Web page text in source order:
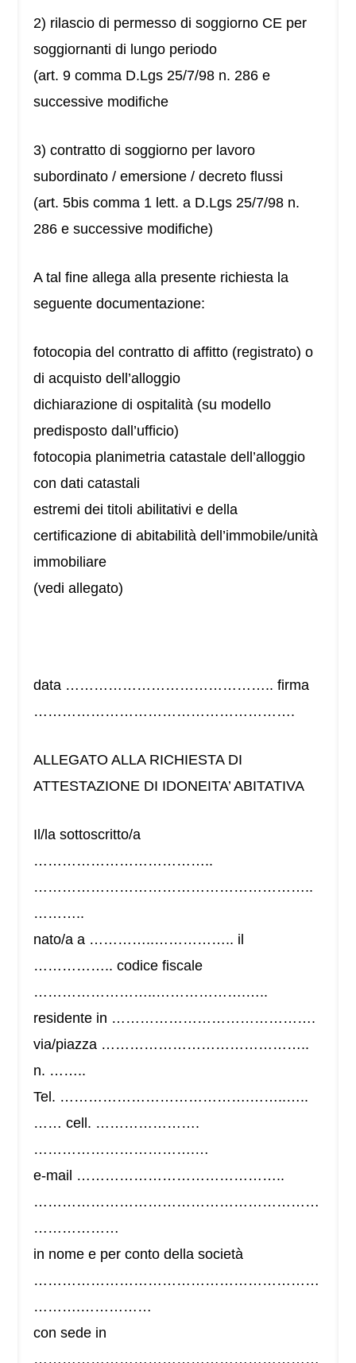
2) rilascio di permesso di soggiorno CE per
soggiornanti di lungo periodo
(art. 9 comma D.Lgs 25/7/98 n. 286 e
successive modifiche
3) contratto di soggiorno per lavoro
subordinato / emersione / decreto flussi
(art. 5bis comma 1 lett. a D.Lgs 25/7/98 n.
286 e successive modifiche)
A tal fine allega alla presente richiesta la
seguente documentazione:
fotocopia del contratto di affitto (registrato) o
di acquisto dell’alloggio
dichiarazione di ospitalità (su modello
predisposto dall’ufficio)
fotocopia planimetria catastale dell’alloggio
con dati catastali
estremi dei titoli abilitativi e della
certificazione di abitabilità dell’immobile/unità
immobiliare
(vedi allegato)
data …………………………………….. firma
……………………………………………….
ALLEGATO ALLA RICHIESTA DI
ATTESTAZIONE DI IDONEITA’ ABITATIVA
Il/la sottoscritto/a
………………………………..
…………………………………………………..
………..
nato/a a …………..…………….. il
…………….. codice fiscale
……………………..……………….…..
residente in …………………………………….
via/piazza ……………………………………..
n. ……..
Tel. ………………………………….……..…..
…… cell. ………………….
…………………………….…
e-mail ……………………………………..
……………………………………………………
………………
in nome e per conto della società
……………………………………………………
……….……………
con sede in
……………………………………………………